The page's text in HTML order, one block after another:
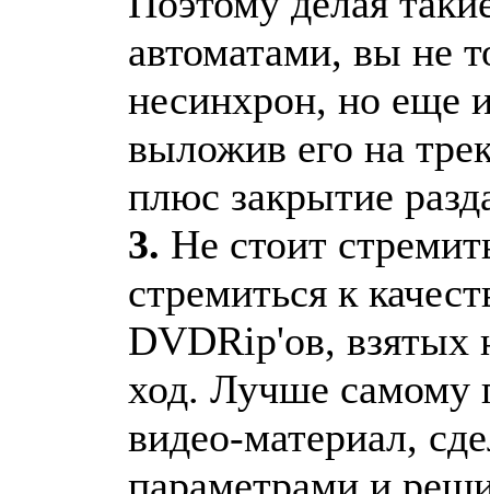
автоматами, вы не
несинхрон, но еще
выложив его на
плюс закрытие
3. Не стоит
стремиться к
DVDRip'ов, взятых
ход. Лучше самому
видео-материал,